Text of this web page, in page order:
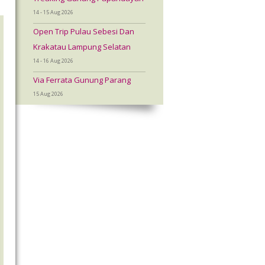
14 - 15 Aug 2026
Open Trip Pulau Sebesi Dan
Krakatau Lampung Selatan
14 - 16 Aug 2026
Via Ferrata Gunung Parang
15 Aug 2026